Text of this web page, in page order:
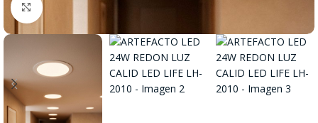
Click to enlarge